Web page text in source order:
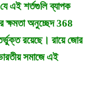
এই শর্তগুলি ব্যাপক
ক্ষমতা অনুচ্ছেদ 368
রয়েছে। রায়ে জোর
সমাজে এই